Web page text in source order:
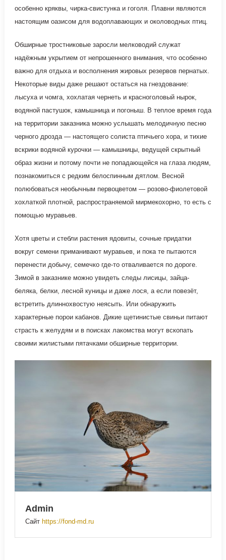
особенно кряквы, чирка-свистунка и гоголя. Плавни являются
настоящим оазисом для водоплавающих и околоводных птиц.
Обширные тростниковые заросли мелководий служат
надёжным укрытием от непрошенного внимания, что особенно
важно для отдыха и восполнения жировых резервов пернатых.
Некоторые виды даже решают остаться на гнездование:
лысуха и чомга, хохлатая чернеть и красноголовый нырок,
водяной пастушок, камышница и погоныш. В теплое время года
на территории заказника можно услышать мелодичную песню
черного дрозда — настоящего солиста птичьего хора, и тихие
вскрики водяной курочки — камышницы, ведущей скрытный
образ жизни и потому почти не попадающейся на глаза людям,
познакомиться с редким белоспинным дятлом. Весной
полюбоваться необычным первоцветом — розово-фиолетовой
хохлаткой плотной, распространяемой мирмекохорно, то есть с
помощью муравьев.
Хотя цветы и стебли растения ядовиты, сочные придатки
вокруг семени приманивают муравьев, и пока те пытаются
перенести добычу, семечко где-то отваливается по дороге.
Зимой в заказнике можно увидеть следы лисицы, зайца-
беляка, белки, лесной куницы и даже лося, а если повезёт,
встретить длиннохвостую неясыть. Или обнаружить
характерные порои кабанов. Дикие щетинистые свиньи питают
страсть к желудям и в поисках лакомства могут вскопать
своими жилистыми пятачками обширные территории.
Admin
Сайт https://fond-md.ru